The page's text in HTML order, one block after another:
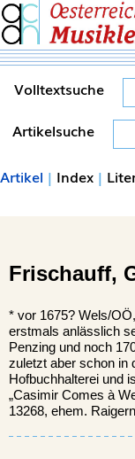
Volltextsuche
Artikelsuche
Artikel | Index |
Frischauff,
* vor 1675? Wels/OÖ,
erstmals anlässlich
Penzing und noch
zuletzt aber schon in
Hofbuchhalterei und
„Casimir Comes à
13268, ehem.